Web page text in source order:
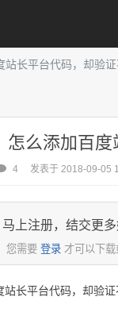
站长平台代码，却验
怎么添加百
4 发表于 2018-09-05
马上注册，结交更
您需要 登录 才可以下
站长平台代码，却验